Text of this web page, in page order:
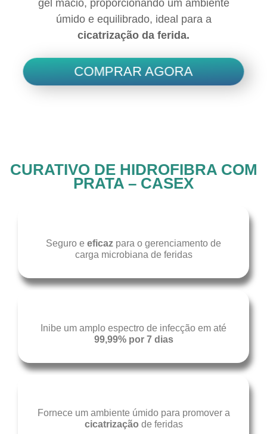
gel macio, proporcionando um ambiente
úmido e equilibrado, ideal para a
cicatrização da ferida.
COMPRAR AGORA
CURATIVO DE HIDROFIBRA COM
PRATA – CASEX
Seguro e eficaz para o gerenciamento de
carga microbiana de feridas
Inibe um amplo espectro de infecção em até
99,99% por 7 dias
Fornece um ambiente úmido para promover a
cicatrização de feridas